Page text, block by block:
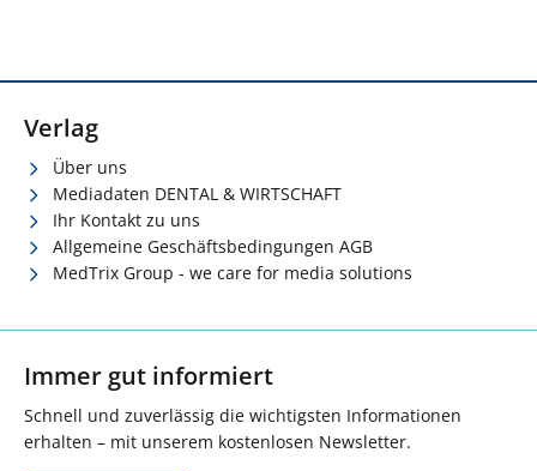
Verlag
Über uns
Mediadaten DENTAL & WIRTSCHAFT
Ihr Kontakt zu uns
Allgemeine Geschäftsbedingungen AGB
MedTrix Group - we care for media solutions
Immer gut informiert
Schnell und zuverlässig die wichtigsten Informationen
erhalten – mit unserem kostenlosen Newsletter.